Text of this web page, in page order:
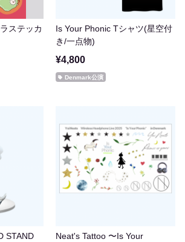
ステッカ
Is Your Phonic Tシャツ(星空付
き/一点物)
¥4,800
Denmark公演
STAND
Neat's Tattoo 〜Is Your